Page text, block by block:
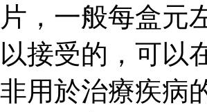
片，一般每盒元
以接受的，可以
非用於治療疾病